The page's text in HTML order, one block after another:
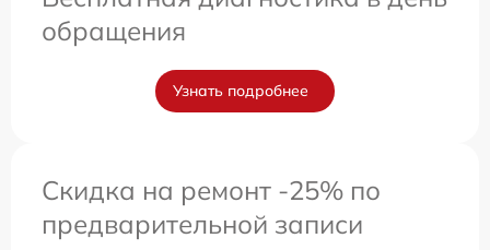
обращения
Узнать подробнее
Скидка на ремонт -25% по
предварительной записи